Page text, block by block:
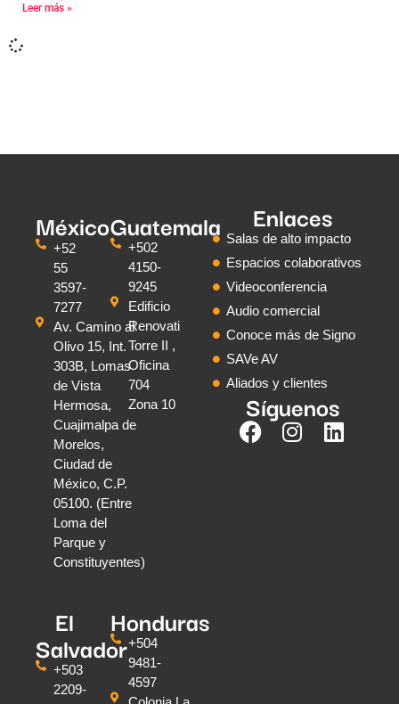
Leer más »
México
+52
55
3597-
7277
Av. Camino al
Olivo 15, Int.
303B, Lomas
de Vista
Hermosa,
Cuajimalpa de
Morelos,
Ciudad de
México, C.P.
05100. (Entre
Loma del
Parque y
Constituyentes)
Guatemala
+502
4150-
9245
Edificio
Renovati
Torre II ,
Oficina
704
Zona 10
El
Salvador
+503
2209-
Honduras
+504
9481-
4597
Enlaces
Salas de alto impacto
Espacios colaborativos
Videoconferencia
Audio comercial
Conoce más de Signo
SAVe AV
Aliados y clientes
Síguenos